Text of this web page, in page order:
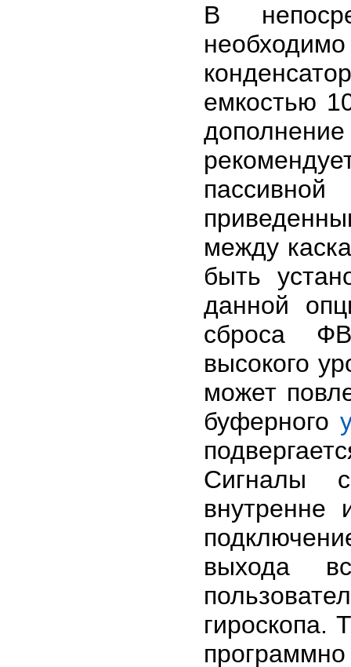
В
емкостью
между
быть
данной
сброса
высокого
может
буферного
Сигналы
внутренне
выхода
гироскопа.